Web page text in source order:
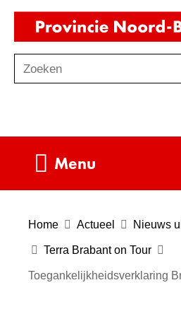
Ga
de
o
Zoeken
Menu
Home Actueel Nieuws
Terra Brabant on Tour
Toegankelijkheidsverklaring